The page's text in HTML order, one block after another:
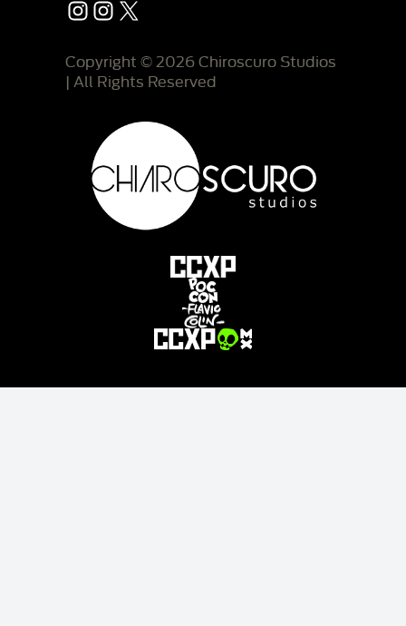
Instagram
Instagram
X
Copyright © 2026 Chiroscuro Studios
| All Rights Reserved